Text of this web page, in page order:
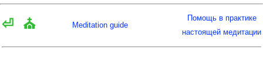
⏎ ⛪ Meditation guide
Помощь в практике
настоящей медитации